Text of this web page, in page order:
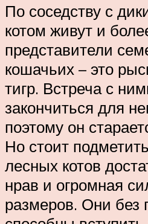
По соседству с
котом живут и
представители
кошачьих – это
тигр. Встреча с
закончиться для
поэтому он
Но стоит
лесных котов
нрав и огромная
размеров. Они без